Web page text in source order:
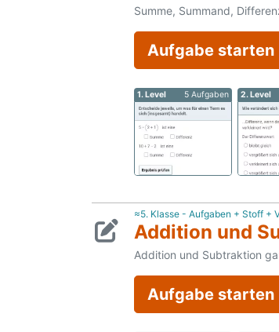
Summe, Summand,
Aufgabe starten
1. Level 5 Aufgaben 2. Level
≈5. Klasse - Aufgaben + Stoff +
Addition und
Addition und Subtraktion
Aufgabe starten